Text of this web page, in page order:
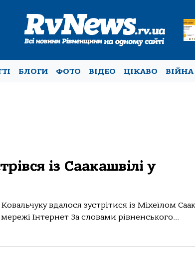
БЛОГИ ФОТО ВІДЕО ЦІКАВО
із Саакашвілі у
вдалося зустрітися із Міхеїлом
мережі Інтернет За словами рівненського...